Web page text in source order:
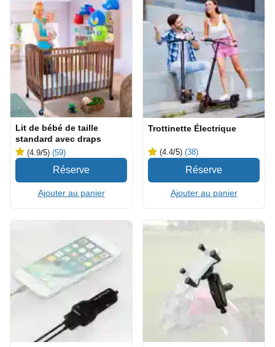
Lit de bébé de taille
standard avec draps
(4.9/5) (59)
Ajouter au panier
Trottinette Électrique
(4.4/5) (38)
Ajouter au panier